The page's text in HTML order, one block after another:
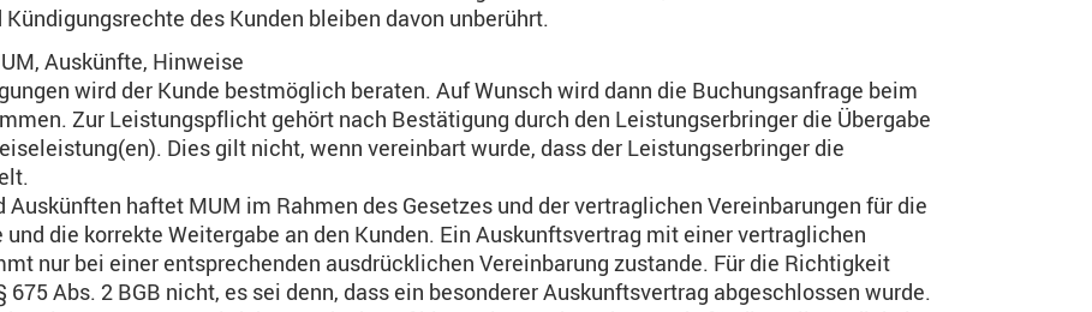
des Kunden bleiben davon unberührt.
Auskünfte, Hinweise
wird der Kunde bestmöglich beraten. Auf Wunsch wird dann die Buchungsanfrage beim
Zur Leistungspflicht gehört nach Bestätigung durch den Leistungserbringer die Übergabe
Dies gilt nicht, wenn vereinbart wurde, dass der Leistungserbringer die
haftet MUM im Rahmen des Gesetzes und der vertraglichen Vereinbarungen für die
die korrekte Weitergabe an den Kunden. Ein Auskunftsvertrag mit einer vertraglichen
nur bei einer entsprechenden ausdrücklichen Vereinbarung zustande. Für die Richtigkeit
Abs. 2 BGB nicht, es sei denn, dass ein besonderer Auskunftsvertrag abgeschlossen wurde.